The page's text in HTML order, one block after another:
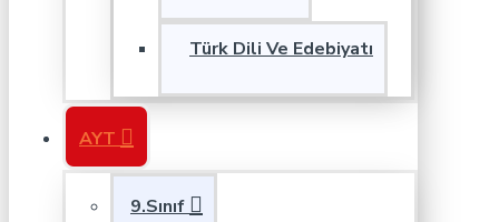
Türk Dili Ve Edebiyatı
AYT
9.Sınıf